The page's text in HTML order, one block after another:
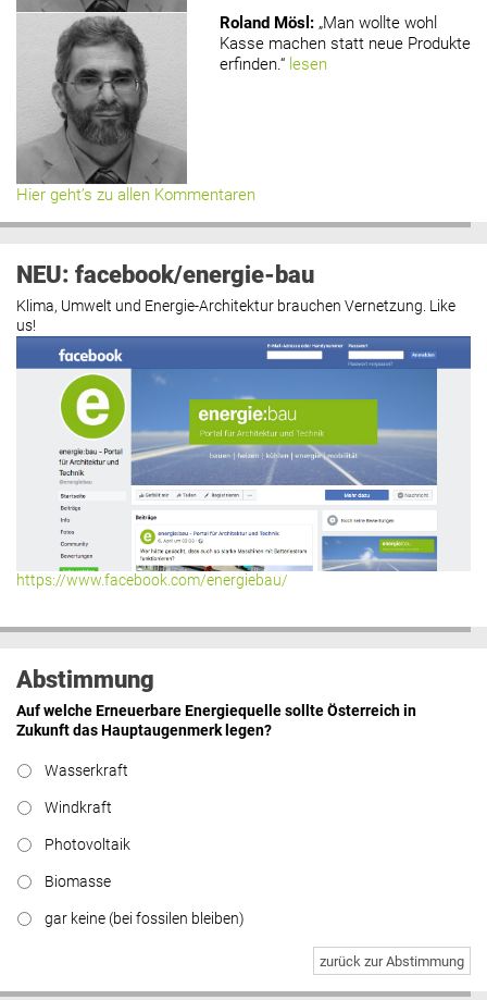
Roland Mösl : „Man wollte wohl
Kasse machen statt neue Produkte
erfinden.“ lesen
Hier geht’s zu allen Kommentaren
NEU: facebook/energie-bau
Klima, Umwelt und Energie-Architektur brauchen Vernetzung. Like
us!
https://www.facebook.com/energiebau/
Abstimmung
Auf welche Erneuerbare Energiequelle sollte Österreich in
Zukunft das Hauptaugenmerk legen?
Wasserkraft
Windkraft
Photovoltaik
Biomasse
gar keine (bei fossilen bleiben)
zurück zur Abstimmung